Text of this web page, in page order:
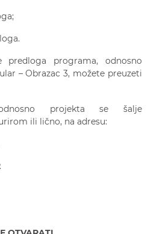
predloga programa, odnosno
– Obrazac 3, možete preuzeti
projekta se šalje
ili lično, na adresu: